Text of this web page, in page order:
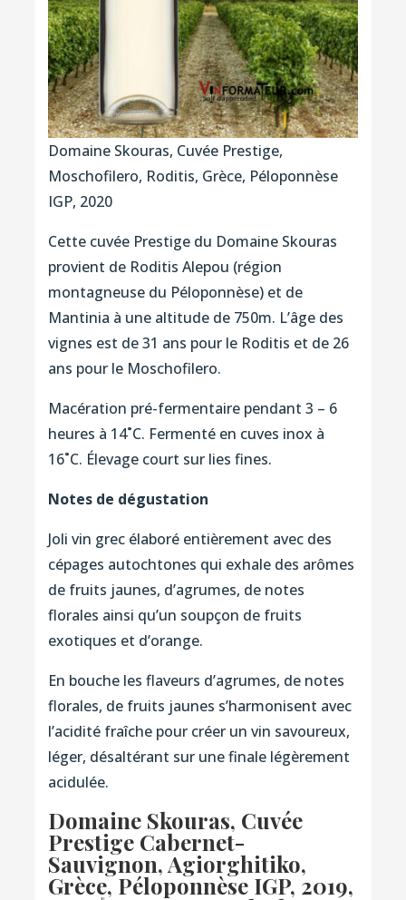
Domaine Skouras, Cuvée Prestige,
Moschofilero, Roditis, Grèce, Péloponnèse
IGP, 2020
Cette cuvée Prestige du Domaine Skouras
provient de Roditis Alepou (région
montagneuse du Péloponnèse) et de
Mantinia à une altitude de 750m. L’âge des
vignes est de 31 ans pour le Roditis et de 26
ans pour le Moschofilero.
Macération pré-fermentaire pendant 3 – 6
heures à 14˚C. Fermenté en cuves inox à
16˚C. Élevage court sur lies fines.
Notes de dégustation
Joli vin grec élaboré entièrement avec des
cépages autochtones qui exhale des arômes
de fruits jaunes, d’agrumes, de notes
florales ainsi qu’un soupçon de fruits
exotiques et d’orange.
En bouche les flaveurs d’agrumes, de notes
florales, de fruits jaunes s’harmonisent avec
l’acidité fraîche pour créer un vin savoureux,
léger, désaltérant sur une finale légèrement
acidulée.
Domaine Skouras, Cuvée
Prestige Cabernet-
Sauvignon, Agiorghitiko,
Grèce, Péloponnèse IGP, 2019,